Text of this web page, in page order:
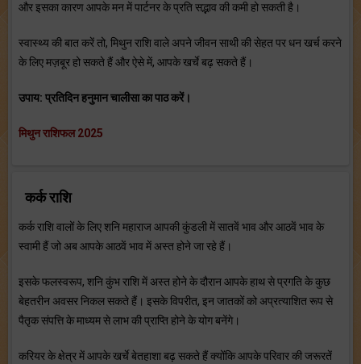
और इसका कारण आपके मन में पार्टनर के प्रति सद्भाव की कमी हो सकती है।
स्वास्थ्य की बात करें तो, मिथुन राशि वाले अपने जीवन साथी की सेहत पर धन खर्च करने
के लिए मज़बूर हो सकते हैं और ऐसे में, आपके खर्चे बढ़ सकते हैं।
उपाय: प्रतिदिन हनुमान चालीसा का पाठ करें।
मिथुन राशिफल 2025
कर्क राशि
कर्क राशि वालों के लिए शनि महाराज आपकी कुंडली में सातवें भाव और आठवें भाव के
स्वामी हैं जो अब आपके आठवें भाव में अस्त होने जा रहे हैं।
इसके फलस्वरूप, शनि कुंभ राशि में अस्त होने के दौरान आपके हाथ से प्रगति के कुछ
बेहतरीन अवसर निकल सकते हैं। इसके विपरीत, इन जातकों को अप्रत्याशित रूप से
पैतृक संपत्ति के माध्यम से लाभ की प्राप्ति होने के योग बनेंगे।
करियर के क्षेत्र में आपके खर्चे बेतहाशा बढ़ सकते हैं क्योंकि आपके परिवार की जरूरतें